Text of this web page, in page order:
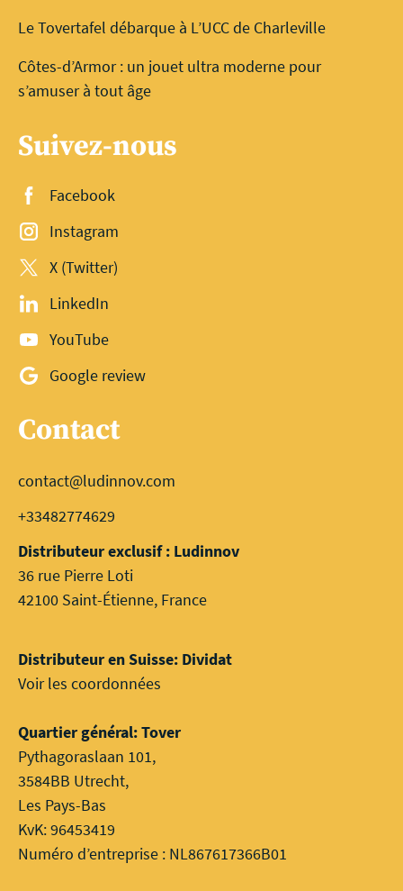
Le Tovertafel débarque à L’UCC de Charleville
Côtes-d’Armor : un jouet ultra moderne pour
s’amuser à tout âge
Suivez-nous
Facebook
Instagram
X (Twitter)
LinkedIn
YouTube
Google review
Contact
contact@ludinnov.com
+33482774629
Distributeur exclusif : Ludinnov
36 rue Pierre Loti
42100 Saint-Étienne, France
Distributeur en Suisse: Dividat
Voir les coordonnées
Quartier général: Tover
Pythagoraslaan 101,
3584BB Utrecht,
Les Pays-Bas
KvK: 96453419
Numéro d’entreprise : NL867617366B01